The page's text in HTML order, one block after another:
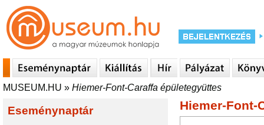
MUSEUM.HU » Hiemer-Font-Caraffa épületegyüttes
Eseménynaptár Hiemer-Font-